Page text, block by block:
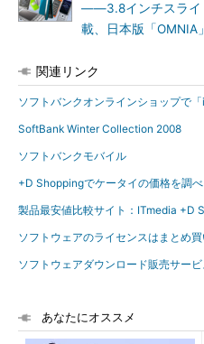
――3.8インチスライ
載、日本版「OMNIA
関連リンク
ソフトバンクオンラインショップで
SoftBank Winter Collection 2008
ソフトバンクモバイル
+D Shoppingでケータイの価格を調
製品最安値比較サイト：ITmedia +D
ソフトウェアのライセンスはまとめ
ソフトウェアダウンロード販売サー
あなたにオススメ